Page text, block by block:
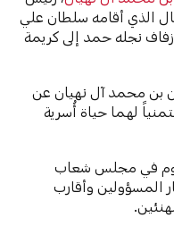
الذي أقامه سلطان علي
نجله حمد إلى كريمة
بن محمد آل نهيان عن
لهما حياة أُسرية
في مجلس شعاب
المسؤولين وأقارب